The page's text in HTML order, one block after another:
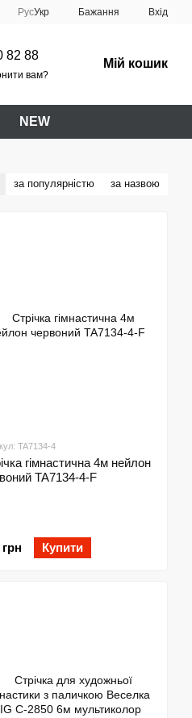
РусУкр Бажання Вхід
82 88
вам?
Мій кошик
NEW
за популярністю за назвою
TA7134-4
гімнастична 4м нейлон
TA7134-4-F
Купити